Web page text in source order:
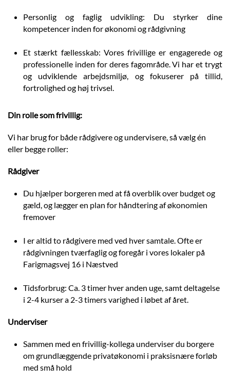
Personlig og faglig udvikling: Du styrker dine
kompetencer inden for økonomi og rådgivning
Et stærkt fællesskab: Vores frivillige er engagerede og
professionelle inden for deres fagområde. Vi har et trygt
og udviklende arbejdsmiljø, og fokuserer på tillid,
fortrolighed og høj trivsel.
Din rolle som frivillig:
Vi har brug for både rådgivere og undervisere, så vælg én
eller begge roller:
Rådgiver
Du hjælper borgeren med at få overblik over budget og
gæld, og lægger en plan for håndtering af økonomien
fremover
I er altid to rådgivere med ved hver samtale. Ofte er
rådgivningen tværfaglig og foregår i vores lokaler på
Farigmagsvej 16 i Næstved
Tidsforbrug: Ca. 3 timer hver anden uge, samt deltagelse
i 2-4 kurser a 2-3 timers varighed i løbet af året.
Underviser
Sammen med en frivillig-kollega underviser du borgere
om grundlæggende privatøkonomi i praksisnære forløb
med små hold